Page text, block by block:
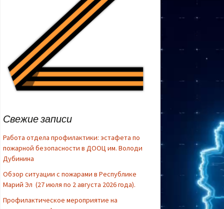
Use Left/
Свежие записи
Работа отдела профилактики: эстафета по
пожарной безопасности в ДООЦ им. Володи
Дубинина
Обзор ситуации с пожарами в Республике
Марий Эл (27 июля по 2 августа 2026 года).
Профилактическое мероприятие на